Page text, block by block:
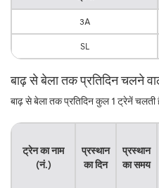
3A
SL
बाढ़ से बेला तक प्रतिदिन चलने
बाढ़ से बेला तक प्रतिदिन कुल 1 ट्रेनें
ट्रेन का नाम
(नं.)
प्रस्थान
का दिन
प्रस्थान
का समय